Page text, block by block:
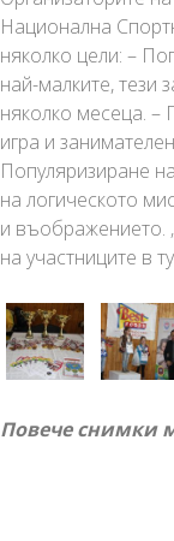
Национална
няколко цели: –
най-малките, тези
няколко месеца. –
игра и
Популяризиране
на логическото
и въображението.
на участниците в
Повече снимки